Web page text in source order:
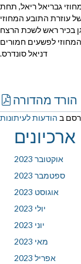
גבריאל ריאל, תחת
עוזרת התובע המחוזי
בכיר ראש לשכת הרצח
לפשעים חמורים
דניאל סונדרס.
הורד מהדורה
ב הודעות לעיתונות
ארכיונים
אוקטובר 2023
ספטמבר 2023
אוגוסט 2023
יולי 2023
יוני 2023
מאי 2023
אפריל 2023